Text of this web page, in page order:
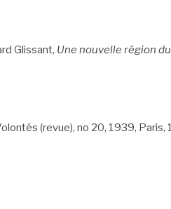
Glissant, Une nouvelle région
(revue), no 20, 1939, Paris,